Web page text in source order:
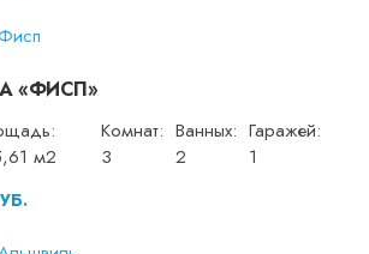
«ФИСП»
м2
Комнат:
3
Ванных:
2
Гаражей:
1